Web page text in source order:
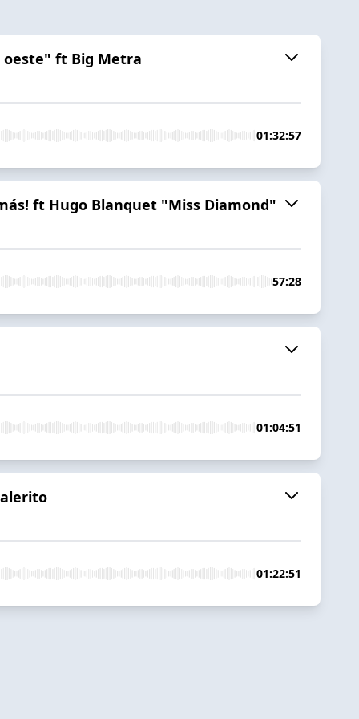
oeste" ft Big Metra
01:32:57
ft Hugo Blanquet "Miss Diamond"
57:28
01:04:51
01:22:51